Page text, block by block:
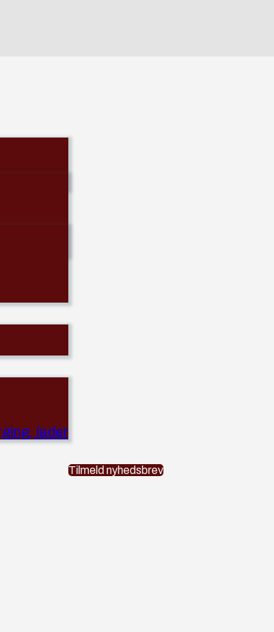
lader
Tilmeld nyhedsbrev